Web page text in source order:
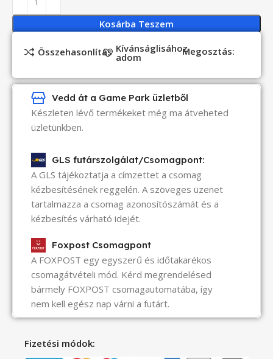
Kosárba Teszem
Összehasonlítás Kívánságlisához
adom Megosztás:
Vedd át a Game Park üzletből
Készleten lévő termékeket még ma átveheted
üzletünkben.
GLS futárszolgálat/Csomagpont:
A GLS tájékoztatja a címzettet a csomag
kézbesítésének reggelén. A szöveges üzenet
tartalmazza a csomag azonosítószámát és a
kézbesítés várható idejét.
Foxpost Csomagpont
A FOXPOST egy egyszerű és időtakarékos
csomagátvételi mód. Kérd megrendelésed
bármely FOXPOST csomagautomatába, így
nem kell egész nap várni a futárt.
Fizetési módok: